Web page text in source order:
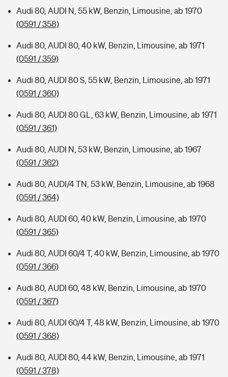
Audi 80, AUDI N, 55 kW, Benzin, Limousine, ab 1970
(0591 / 358)
Audi 80, AUDI 80, 40 kW, Benzin, Limousine, ab 1971
(0591 / 359)
Audi 80, AUDI 80 S, 55 kW, Benzin, Limousine, ab 1971
(0591 / 360)
Audi 80, AUDI 80 GL, 63 kW, Benzin, Limousine, ab 1971
(0591 / 361)
Audi 80, AUDI N, 53 kW, Benzin, Limousine, ab 1967
(0591 / 362)
Audi 80, AUDI/4 TN, 53 kW, Benzin, Limousine, ab 1968
(0591 / 364)
Audi 80, AUDI 60, 40 kW, Benzin, Limousine, ab 1970
(0591 / 365)
Audi 80, AUDI 60/4 T, 40 kW, Benzin, Limousine, ab 1970
(0591 / 366)
Audi 80, AUDI 60, 48 kW, Benzin, Limousine, ab 1970
(0591 / 367)
Audi 80, AUDI 60/4 T, 48 kW, Benzin, Limousine, ab 1970
(0591 / 368)
Audi 80, AUDI 80, 44 kW, Benzin, Limousine, ab 1971
(0591 / 378)